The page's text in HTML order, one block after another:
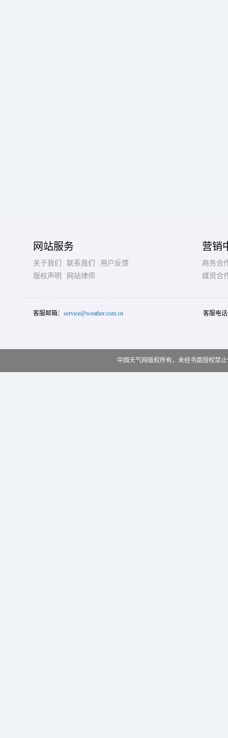
网站服务
关于我们 联系我们
用户反馈
版权声明
网站律师
营销
商务合
媒资合
客服邮箱： service@weather.com.cn 客服电
中国天气网版权所有，未经书面授权